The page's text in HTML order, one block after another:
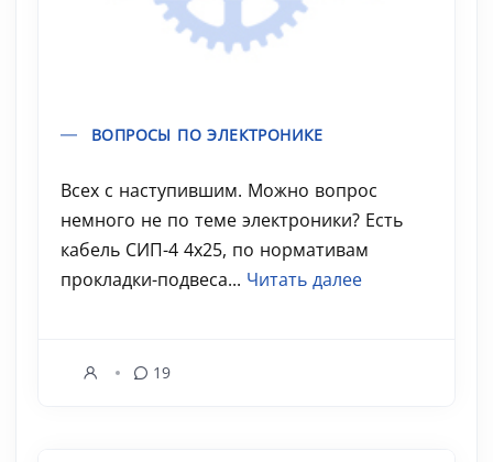
ВОПРОСЫ ПО ЭЛЕКТРОНИКЕ
Всех с наступившим. Можно вопрос
немного не по теме электроники? Есть
кабель СИП-4 4x25, по нормативам
прокладки-подвеса... Читать далее
19